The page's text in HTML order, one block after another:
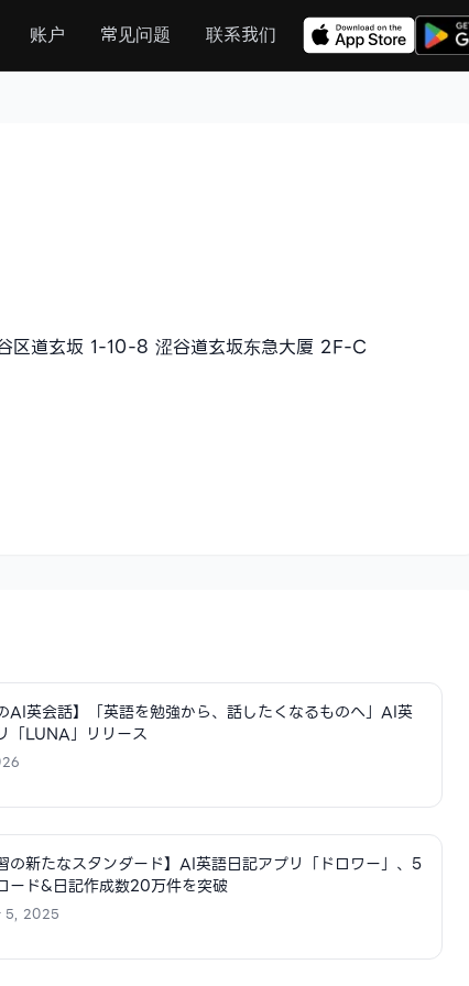
账户 常见问题 联系我们
账户 常见问题 联系我们
区道玄坂 1-10-8 涩谷道玄坂东急大厦 2F-C
AI英会話】「英語を勉強から、話したくなるものへ」AI英
「LUNA」リリース
の新たなスタンダード】AI英語日記アプリ「ドロワー」、5
ード&日記作成数20万件を突破
5, 2025